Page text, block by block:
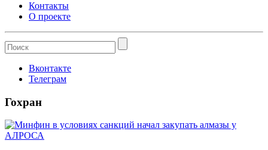
Контакты
О проекте
Вконтакте
Телеграм
Гохран